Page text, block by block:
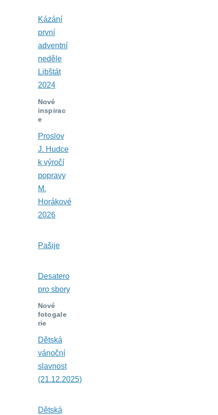
Kázání
první
adventní
neděle
Libštát
2024
Nové
inspirac
e
Proslov
J. Hudce
k výročí
popravy
M.
Horákové
2026
Pašije
Desatero
pro sbory
Nové
fotogale
rie
Dětská
vánoční
slavnost
(21.12.2025)
Dětská